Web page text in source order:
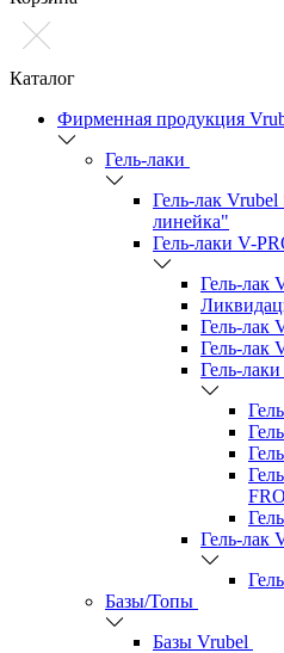
Каталог
Фирменная продукция
Гель-лаки
Гель-лак
линейка"
Гель-лаки V-
Гель-лак
Гель-лак
Гель-лак
Гель-
Гель-лак
Базы/Топы
Базы Vrubel